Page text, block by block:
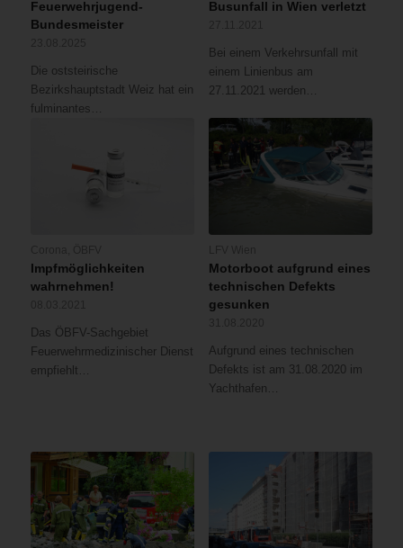
Feuerwehrjugend-
Bundesmeister
Die oststeirische
Bezirkshauptstadt Weiz hat ein
fulminantes…
Busunfall in Wien verletzt
Bei einem Verkehrsunfall mit
einem Linienbus am
27.11.2021 werden…
Impfmöglichkeiten
wahrnehmen!
Das ÖBFV-Sachgebiet
Feuerwehrmedizinischer Dienst
empfiehlt…
Motorboot aufgrund eines
technischen Defekts
gesunken
Aufgrund eines technischen
Defekts ist am 31.08.2020 im
Yachthafen…